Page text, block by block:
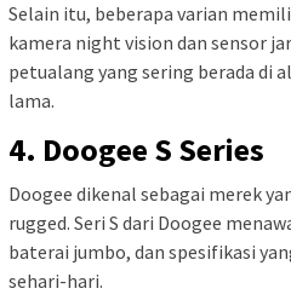
Selain itu, beberapa varian
kamera night vision dan sensor
petualang yang sering berada di
lama.
4. Doogee S Series
Doogee dikenal sebagai merek
rugged. Seri S dari Doogee
baterai jumbo, dan spesifikasi
sehari-hari.